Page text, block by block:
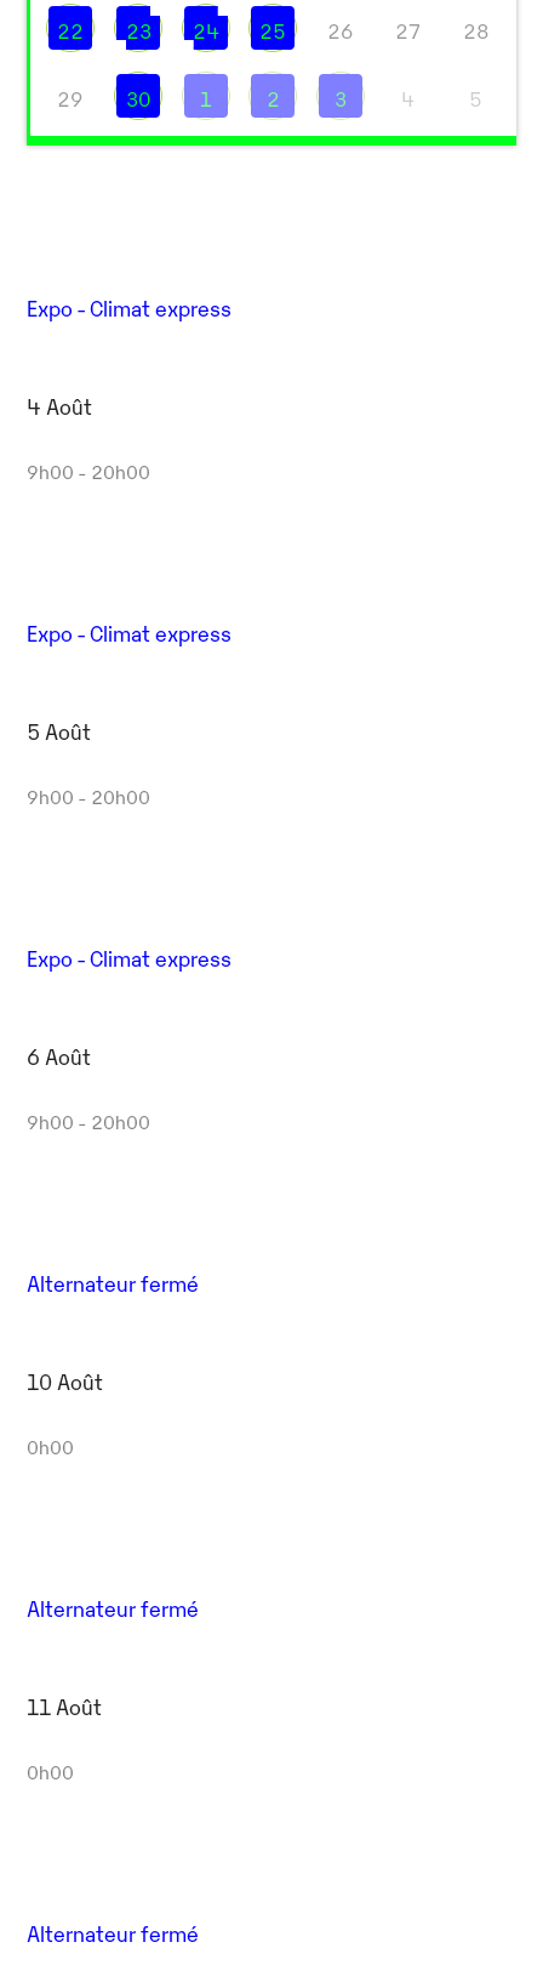
22 23 24 25 26 27 28
29 30 1 2 3 4 5
Expo - Climat express
4 Août
9h00 - 20h00
Expo - Climat express
5 Août
9h00 - 20h00
Expo - Climat express
6 Août
9h00 - 20h00
Alternateur fermé
10 Août
0h00
Alternateur fermé
11 Août
0h00
Alternateur fermé